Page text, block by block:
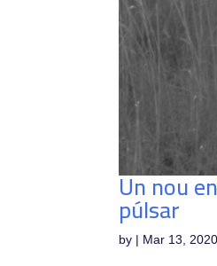
Un nou
púlsar
by | Mar 13, 2020